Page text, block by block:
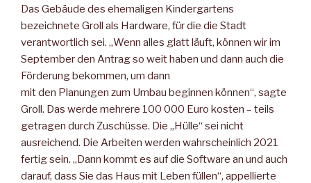
Das Gebäude des ehemaligen Kindergartens
bezeichnete Groll als Hardware, für die die Stadt
verantwortlich sei. „Wenn alles glatt läuft, können wir im
September den Antrag so weit haben und dann auch die
Förderung bekommen, um dann
mit den Planungen zum Umbau beginnen können“, sagte
Groll. Das werde mehrere 100 000 Euro kosten – teils
getragen durch Zuschüsse. Die „Hülle“ sei nicht
ausreichend. Die Arbeiten werden wahrscheinlich 2021
fertig sein. „Dann kommt es auf die Software an und auch
darauf, dass Sie das Haus mit Leben füllen“, appellierte